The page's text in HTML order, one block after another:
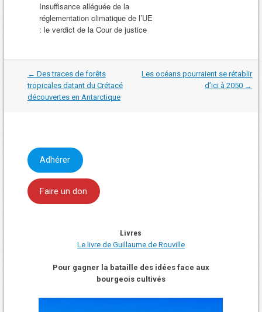
Insuffisance alléguée de la
réglementation climatique de l’UE
: le verdict de la Cour de justice
Navigation
dans
les
articles
← Des traces de forêts
tropicales datant du Crétacé
découvertes en Antarctique
Les océans pourraient se rétablir
d’ici à 2050 →
Adhérer
Faire un don
Livres
Le livre de Guillaume de Rouville
Pour gagner la bataille des idées face aux
bourgeois cultivés